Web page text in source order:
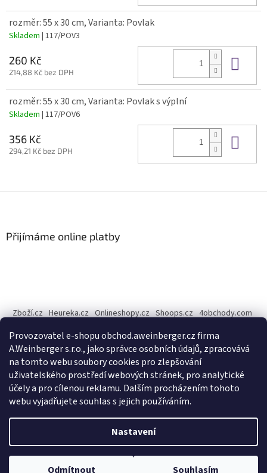
Provozovatel e-shopu obchod.aweinberger.cz firma
A.Weinberger s.r.o., jako správce osobních údajů, zpracovává
na tomto webu soubory cookies pro zlepšování
uživatelského prostředí webových stránek, pro analytické
účely a pro cílenou reklamu. Dalším procházením tohoto
webu vyjadřujete souhlas s jejich používáním.
Nastavení
Odmítnout Souhlasím
rozměr: 55 x 30 cm, Varianta: Povlak
Skladem | 117/POV3
260 Kč
214,88 Kč bez DPH
rozměr: 55 x 30 cm, Varianta: Povlak s výplní
Skladem | 117/POV6
356 Kč
294,21 Kč bez DPH
Přijímáme online platby
Zboží.cz Heureka.cz Onlineshopy.cz Shoops.cz 4obchody.com
Internetové obchody online, srovnání cen - Dobchody.cz
A.Weinberger on
Copyright 2026A.Weinberger - český bytový textil. Všechna